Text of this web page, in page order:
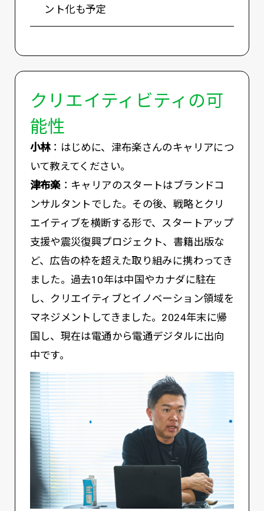
ント化も予定
クリエイティビティの可
能性
小林：はじめに、津布楽さんのキャリアにつ
いて教えてください。
津布楽：キャリアのスタートはブランドコ
ンサルタントでした。その後、戦略とクリ
エイティブを横断する形で、スタートアップ
支援や震災復興プロジェクト、書籍出版な
ど、広告の枠を超えた取り組みに携わってき
ました。過去10年は中国やカナダに駐在
し、クリエイティブとイノベーション領域を
マネジメントしてきました。2024年末に帰
国し、現在は電通から電通デジタルに出向
中です。